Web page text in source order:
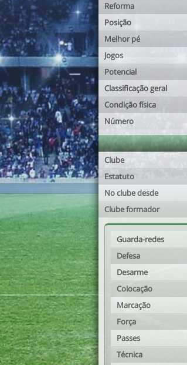
Reforma
Posição
Melhor pé
Jogos
Potencial
Classificação geral
Condição física
Número
Clube
Estatuto
No clube desde
Clube formador
Guarda-redes
Defesa
Desarme
Colocação
Marcação
Força
Passes
Técnica